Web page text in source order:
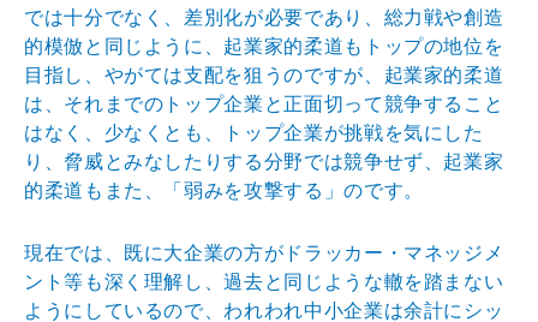
では十分でなく、差別化が必要であり、総力戦や創造
的模倣と同じように、起業家的柔道もトップの地位を
目指し、やがては支配を狙うのですが、起業家的柔道
は、それまでのトップ企業と正面切って競争すること
はなく、少なくとも、トップ企業が挑戦を気にした
り、脅威とみなしたりする分野では競争せず、起業家
的柔道もまた、「弱みを攻撃する」のです。
現在では、既に大企業の方がドラッカー・マネッジメ
ント等も深く理解し、過去と同じような轍を踏まない
ようにしているので、われわれ中小企業は余計にシッ